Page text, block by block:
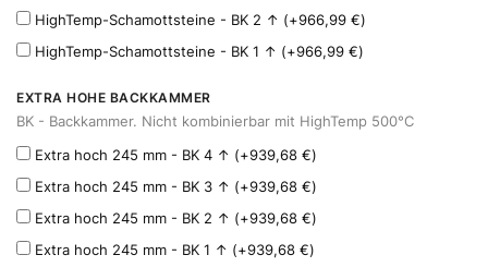
HighTemp-Schamottsteine - BK 2 ↑ (+966,99 €)
HighTemp-Schamottsteine - BK 1 ↑ (+966,99 €)
EXTRA HOHE BACKKAMMER
BK - Backkammer. Nicht kombinierbar mit HighTemp 500°C
Extra hoch 245 mm - BK 4 ↑ (+939,68 €)
Extra hoch 245 mm - BK 3 ↑ (+939,68 €)
Extra hoch 245 mm - BK 2 ↑ (+939,68 €)
Extra hoch 245 mm - BK 1 ↑ (+939,68 €)